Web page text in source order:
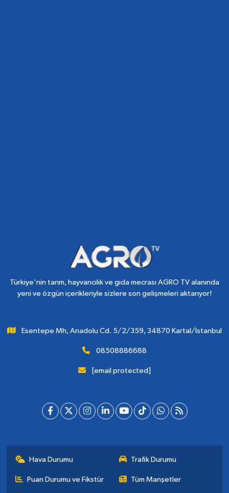
Türkiye'nin tarım, hayvancılık ve gıda mecrası AGRO TV alanında
yeni ve özgün içerikleriyle sizlere son gelişmeleri aktarıyor!
Esentepe Mh, Anadolu Cd. 5/2/359, 34870 Kartal/İstanbul
08508886688
[email protected]
Hava Durumu Trafik Durumu
Puan Durumu ve Fikstür Tüm Manşetler